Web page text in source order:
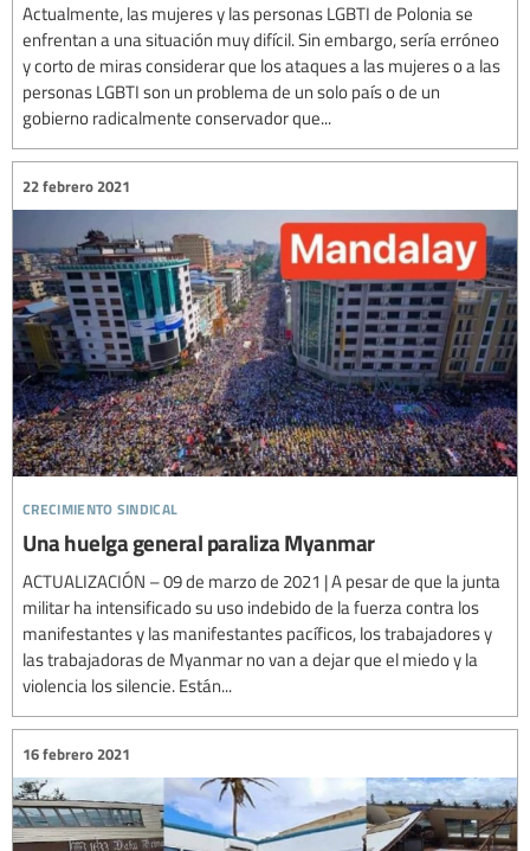
Actualmente, las mujeres y las personas LGBTI de Polonia se
enfrentan a una situación muy difícil. Sin embargo, sería erróneo
y corto de miras considerar que los ataques a las mujeres o a las
personas LGBTI son un problema de un solo país o de un
gobierno radicalmente conservador que...
crecimiento sindical
22 febrero 2021
Una huelga general paraliza Myanmar
ACTUALIZACIÓN – 09 de marzo de 2021 | A pesar de que la junta
militar ha intensificado su uso indebido de la fuerza contra los
manifestantes y las manifestantes pacíficos, los trabajadores y
las trabajadoras de Myanmar no van a dejar que el miedo y la
violencia los silencie. Están...
16 febrero 2021